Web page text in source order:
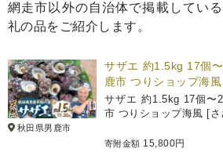
網走市以外の自治体で掲載してい
礼の品をご紹介します。
秋田県男鹿市
サザエ 約1.5kg 17個
鹿市 つりショップ海
サザエ 約1.5kg 17個〜
市 つりショップ海風 [
寄附金額 15,800円